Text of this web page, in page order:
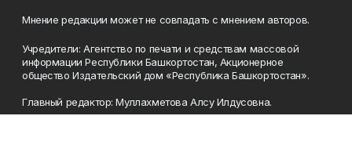
Мнение редакции может не совпадать с мнением авторов.
Учредители: Агентство по печати и средствам массовой
информации Республики Башкортостан, Акционерное
общество Издательский дом «Республика Башкортостан».
Главный редактор: Муллахметова Алсу Илдусовна.